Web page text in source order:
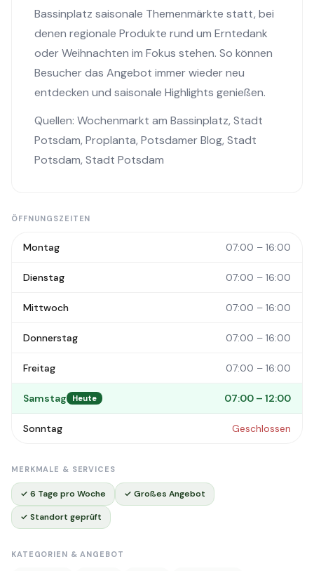
Bassinplatz saisonale Themenmärkte statt, bei
denen regionale Produkte rund um Erntedank
oder Weihnachten im Fokus stehen. So können
Besucher das Angebot immer wieder neu
entdecken und saisonale Highlights genießen.
Quellen: Wochenmarkt am Bassinplatz, Stadt
Potsdam, Proplanta, Potsdamer Blog, Stadt
Potsdam, Stadt Potsdam
ÖFFNUNGSZEITEN
Montag 07:00 – 16:00
Dienstag 07:00 – 16:00
Mittwoch 07:00 – 16:00
Donnerstag 07:00 – 16:00
Freitag 07:00 – 16:00
Samstag Heute 07:00 – 12:00
Sonntag Geschlossen
MERKMALE & SERVICES
✓ 6 Tage pro Woche ✓ Großes Angebot
✓ Standort geprüft
KATEGORIEN & ANGEBOT